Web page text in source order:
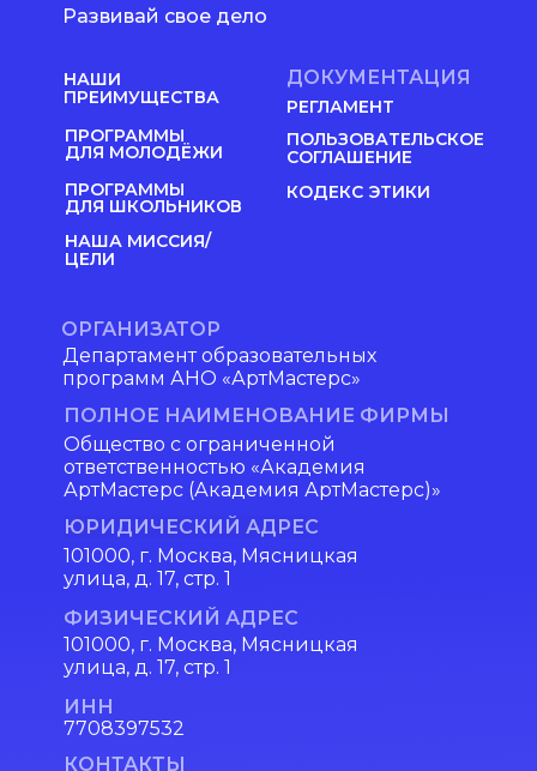
Департамент образовательных
программ АНО «АртМастерс»
ПОЛНОЕ НАИМЕНОВАНИЕ ФИРМЫ
Общество с ограниченной
ответственностью «Академия
АртМастерс (Академия АртМастерс)»
ЮРИДИЧЕСКИЙ АДРЕС
101000, г. Москва, Мясницкая
улица, д. 17, стр. 1
ИНН
ДОКУМЕНТАЦИЯ
ОРГАНИЗАТОР
РЕГЛАМЕНТ
ПОЛЬЗОВАТЕЛЬСКОЕ
СОГЛАШЕНИЕ
НАША МИССИЯ/
ЦЕЛИ
НАШИ
ПРЕИМУЩЕСТВА
ПРОГРАММЫ
ДЛЯ МОЛОДЁЖИ
ПРОГРАММЫ
ДЛЯ ШКОЛЬНИКОВ
КОНТАКТЫ
101000, г. Москва, Мясницкая
улица, д. 17, стр. 1
ФИЗИЧЕСКИЙ АДРЕС
7708397532
КОДЕКС ЭТИКИ
Развивай свое дело